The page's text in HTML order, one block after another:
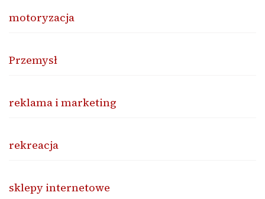
motoryzacja
Przemysł
reklama i marketing
rekreacja
sklepy internetowe